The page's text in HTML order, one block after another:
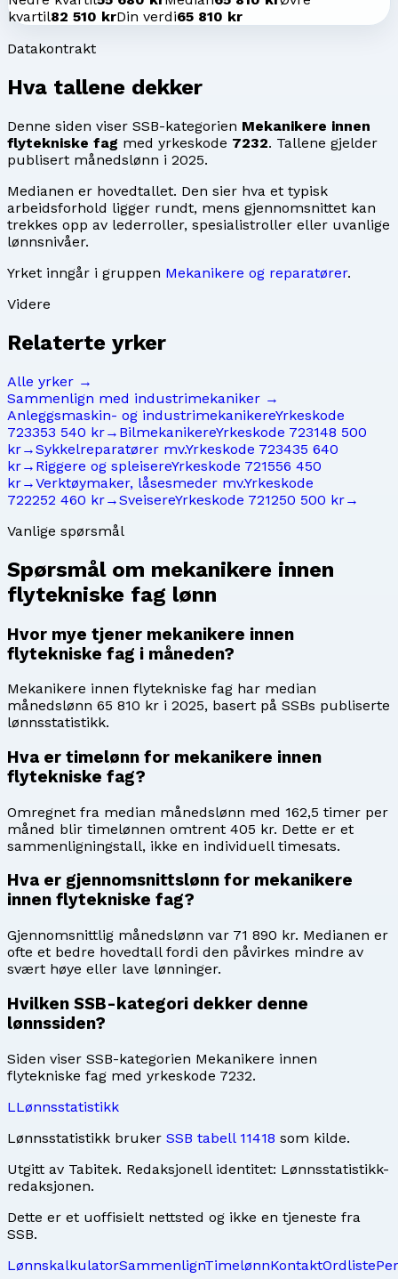
kvartil82 510 krDin verdi65 810 kr
Datakontrakt
Hva tallene dekker
Denne siden viser SSB-kategorien Mekanikere innen
flytekniske fag med yrkeskode 7232. Tallene gjelder
publisert månedslønn i 2025.
Medianen er hovedtallet. Den sier hva et typisk
arbeidsforhold ligger rundt, mens gjennomsnittet kan
trekkes opp av lederroller, spesialistroller eller uvanlige
lønnsnivåer.
Yrket inngår i gruppen Mekanikere og reparatører.
Videre
Relaterte yrker
Alle yrker →
Sammenlign med industrimekaniker →
Anleggsmaskin- og industrimekanikereYrkeskode
723353 540 kr→ BilmekanikereYrkeskode 723148 500
kr→Sykkelreparatører mv.Yrkeskode 723435 640
kr→ Riggere og spleisereYrkeskode 721556 450
kr→Verktøymaker, låsesmeder mv.Yrkeskode
722252 460 kr→SveisereYrkeskode 721250 500 kr→
Vanlige spørsmål
Spørsmål om mekanikere innen
flytekniske fag lønn
Hvor mye tjener mekanikere innen
flytekniske fag i måneden?
Mekanikere innen flytekniske fag har median
månedslønn 65 810 kr i 2025, basert på SSBs publiserte
lønnsstatistikk.
Hva er timelønn for mekanikere innen
flytekniske fag?
Omregnet fra median månedslønn med 162,5 timer per
måned blir timelønnen omtrent 405 kr. Dette er et
sammenligningstall, ikke en individuell timesats.
Hva er gjennomsnittslønn for mekanikere
innen flytekniske fag?
Gjennomsnittlig månedslønn var 71 890 kr. Medianen er
ofte et bedre hovedtall fordi den påvirkes mindre av
svært høye eller lave lønninger.
Hvilken SSB-kategori dekker denne
lønnssiden?
Siden viser SSB-kategorien Mekanikere innen
flytekniske fag med yrkeskode 7232.
LLønnsstatistikk
Lønnsstatistikk bruker SSB tabell 11418 som kilde.
Utgitt av Tabitek. Redaksjonell identitet: Lønnsstatistikk-
redaksjonen.
Dette er et uoffisielt nettsted og ikke en tjeneste fra
SSB.
LønnskalkulatorSammenlignTimelønnKontaktOrdliste